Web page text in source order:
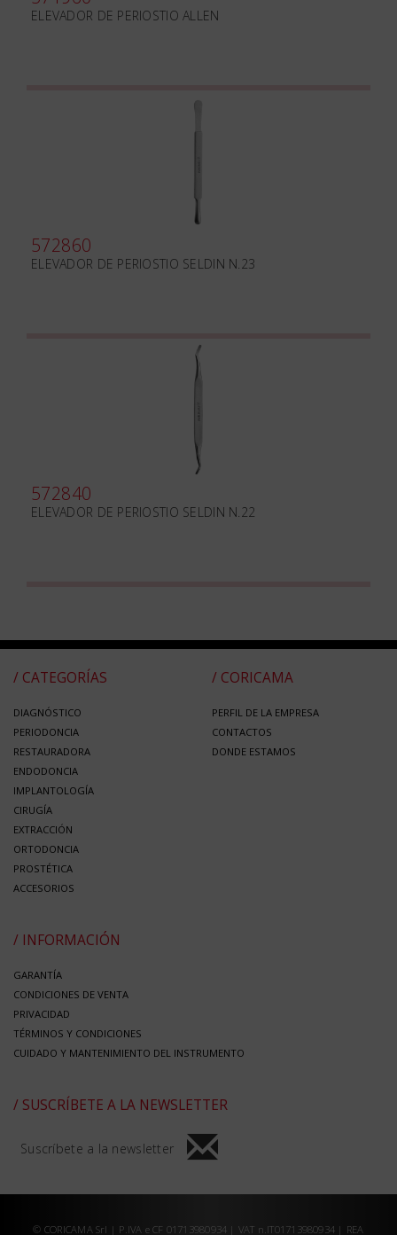
ELEVADOR DE PERIOSTIO ALLEN
572860
ELEVADOR DE PERIOSTIO SELDIN N.23
572840
ELEVADOR DE PERIOSTIO SELDIN N.22
/ CATEGORÍAS
DIAGNÓSTICO
PERIODONCIA
RESTAURADORA
ENDODONCIA
IMPLANTOLOGÍA
CIRUGÍA
EXTRACCIÓN
ORTODONCIA
PROSTÉTICA
ACCESORIOS
/ CORICAMA
PERFIL DE LA EMPRESA
CONTACTOS
DONDE ESTAMOS
/ INFORMACIÓN
GARANTÍA
CONDICIONES DE VENTA
PRIVACIDAD
TÉRMINOS Y CONDICIONES
CUIDADO Y MANTENIMIENTO DEL INSTRUMENTO
/ SUSCRÍBETE A LA NEWSLETTER
Suscríbete a la newsletter
© CORICAMA Srl | P.IVA e CF 01713980934 | VAT n.IT01713980934 | REA